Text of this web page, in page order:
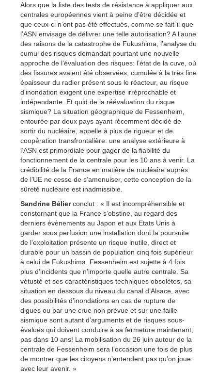
Alors que la liste des tests de résistance à appliquer aux
centrales européennes vient à peine d’être décidée et
que ceux-ci n’ont pas été effectués, comme se fait-il que
l’ASN envisage de délivrer une telle autorisation? A l’aune
des raisons de la catastrophe de Fukushima, l’analyse du
cumul des risques demandait pourtant une nouvelle
approche de l’évaluation des risques: l’état de la cuve, où
des fissures avaient été observées, cumulée à la très fine
épaisseur du radier présent sous le réacteur, au risque
d’inondation exigent une expertise irréprochable et
indépendante. Et quid de la réévaluation du risque
sismique? La situation géographique de Fessenheim,
entourée par deux pays ayant récemment décidé de
sortir du nucléaire, appelle à plus de rigueur et de
coopération transfrontalière: une analyse extérieure à
l’ASN est primordiale pour gager de la fiabilité du
fonctionnement de la centrale pour les 10 ans à venir. La
crédibilité de la France en matière de nucléaire auprès
de l’UE ne cesse de s’amenuiser, cette conception de la
sûreté nucléaire est inadmissible.
Sandrine Bélierconclut : « Il est incompréhensible et
consternant que la France s’obstine, au regard des
derniers évènements au Japon et aux Etats Unis à
garder sous perfusion une installation dont la poursuite
de l’exploitation présente un risque inutile, direct et
durable pour un bassin de population cinq fois supérieur
à celui de Fukushima. Fessenheim est sujette à 4 fois
plus d’incidents que n’importe quelle autre centrale. Sa
vétusté et ses caractéristiques techniques obsolètes, sa
situation en dessous du niveau du canal d’Alsace, avec
des possibilités d’inondations en cas de rupture de
digues ou par une crue non prévue et sur une faille
sismique sont autant d’arguments et de risques sous-
évalués qui doivent conduire à sa fermeture maintenant,
pas dans 10 ans! La mobilisation du 26 juin autour de la
centrale de Fessenheim sera l’occasion une fois de plus
de montrer que les citoyens n’entendent pas qu’on joue
avec leur avenir. »